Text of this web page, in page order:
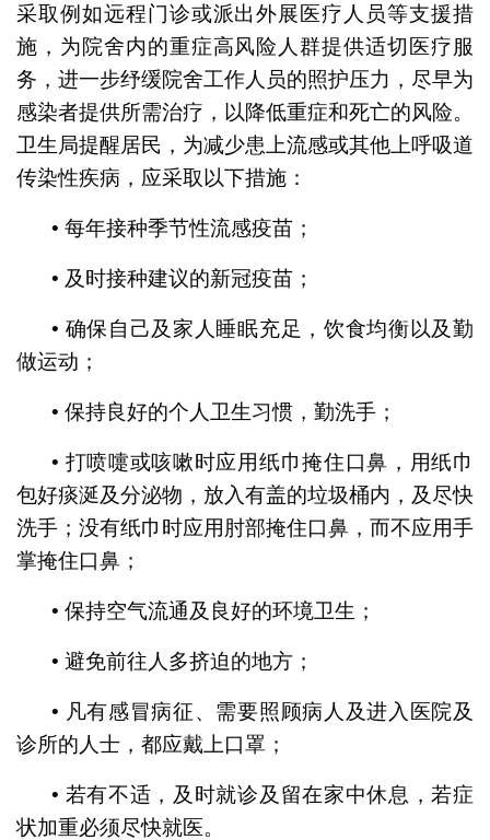
采取例如远程门诊或派出外展医疗人员等支援措
施，为院舍内的重症高风险人群提供适切医疗服
务，进一步纾缓院舍工作人员的照护压力，尽早为
感染者提供所需治疗，以降低重症和死亡的风险。
卫生局提醒居民，为减少患上流感或其他上呼吸道
传染性疾病，应采取以下措施：
• 每年接种季节性流感疫苗；
• 及时接种建议的新冠疫苗；
• 确保自己及家人睡眠充足，饮食均衡以及勤
做运动；
• 保持良好的个人卫生习惯，勤洗手；
• 打喷嚏或咳嗽时应用纸巾掩住口鼻，用纸巾
包好痰涎及分泌物，放入有盖的垃圾桶内，及尽快
洗手；没有纸巾时应用肘部掩住口鼻，而不应用手
掌掩住口鼻；
• 保持空气流通及良好的环境卫生；
• 避免前往人多挤迫的地方；
• 凡有感冒病征、需要照顾病人及进入医院及
诊所的人士，都应戴上口罩；
• 若有不适，及时就诊及留在家中休息，若症
状加重必须尽快就医。